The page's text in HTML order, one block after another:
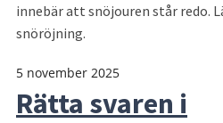
innebär att snöjouren står redo.
snöröjning.
5 november 2025
Rätta svaren i